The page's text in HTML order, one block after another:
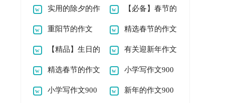
汇编9篇
500字四篇 作文300字4篇
实用的除夕的作
文200字4篇
【必备】春节的
作文200字十篇
重阳节的作文
900字4篇
精选春节的作文
900字8篇
【精品】生日的
作文900字3篇
有关迎新年作文
900字10篇
精选春节的作文
900字四篇
小学写作文900
字3篇
小学写作文900 新年的作文900